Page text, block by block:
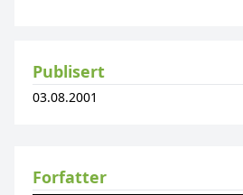
Publisert
03.08.2001
Forfatter